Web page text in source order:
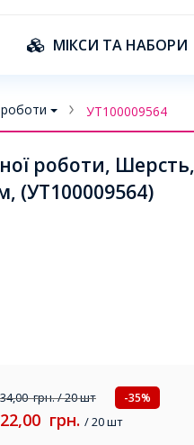
МІКСИ ТА НАБОРИ
УТ100009564
роботи,
(УТ100009564)
34,00грн./ 20 шт -35%
22,00 грн. / 20 шт